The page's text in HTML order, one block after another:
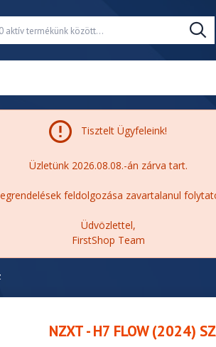
Tisztelt Ügyfeleink!
Üzletünk 2026.08.08.-án zárva tart.
feldolgozása zavartalanul
Üdvözlettel,
FirstShop Team
NZXT - H7 FLOW (2024)